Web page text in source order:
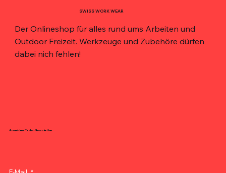
SWISS WORK WEAR
Der Onlineshop für alles rund ums Arbeiten und
Outdoor Freizeit. Werkzeuge und Zubehöre dürfen
dabei nich fehlen!
Anmelden für den Newsletter